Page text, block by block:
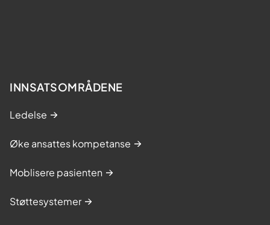
INNSATSOMRÅDENE
Ledelse
Øke ansattes kompetanse
Moblisere pasienten
Støttesystemer